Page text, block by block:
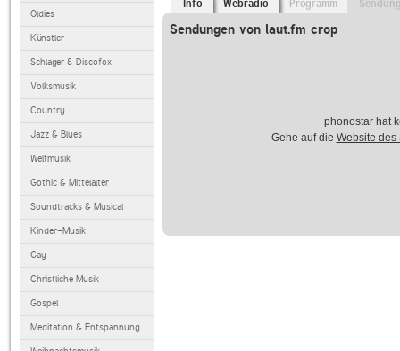
Oldies
Künstler
Schlager & Discofox
Volksmusik
Country
Jazz & Blues
Weltmusik
Gothic & Mittelalter
Soundtracks & Musical
Kinder-Musik
Gay
Christliche Musik
Gospel
Meditation & Entspannung
Info Webradio Programm
Sendungen von laut.fm crop
phonostar hat
Gehe auf die Website des